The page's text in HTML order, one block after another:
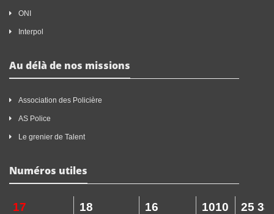
ONI
Interpol
Au délà de nos missions
Association des Policière
AS Police
Le grenier de Talent
Numéros utiles
17 18 16 1010 25 33